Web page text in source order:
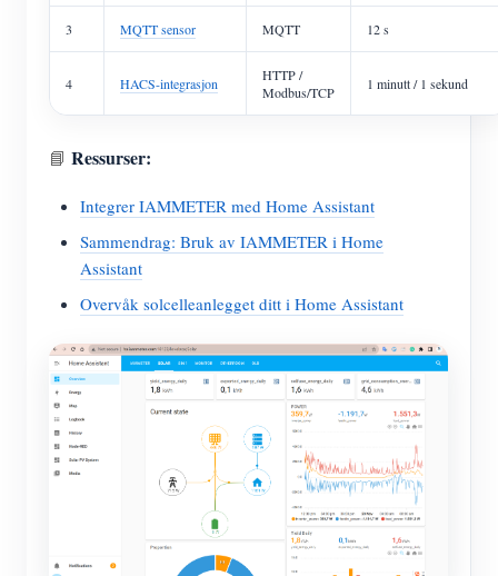
3 MQTT sensor MQTT 12 s
4 HACS-integrasjon
HTTP /
Modbus/TCP
1 minutt / 1 sekund
📘 Ressurser:
Integrer IAMMETER med Home Assistant
Sammendrag: Bruk av IAMMETER i Home
Assistant
Overvåk solcelleanlegget ditt i Home Assistant